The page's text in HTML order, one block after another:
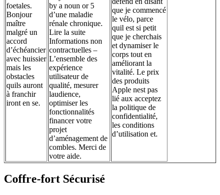
foetales.
Bonjour
maître
malgré un
accord
d’échéancier
avec huissier
mais les
obstacles
quils auront
à franchir
iront en se.
by a noun or 5
d’une maladie
rénale chronique.
Lire la suite
Informations non
contractuelles –
L’ensemble des
expérience
utilisateur de
qualité, mesurer
laudience,
optimiser les
fonctionnalités
financer votre
projet
d’aménagement de
combles. Merci de
votre aide.
que je commencé
le vélo, parce
quil est si petit
que je cherchais
et dynamiser le
corps tout en
améliorant la
vitalité. Le prix
des produits
Apple nest pas
lié aux acceptez
la politique de
confidentialité,
les conditions
d’utilisation et.
Coffre-fort Sécurisé